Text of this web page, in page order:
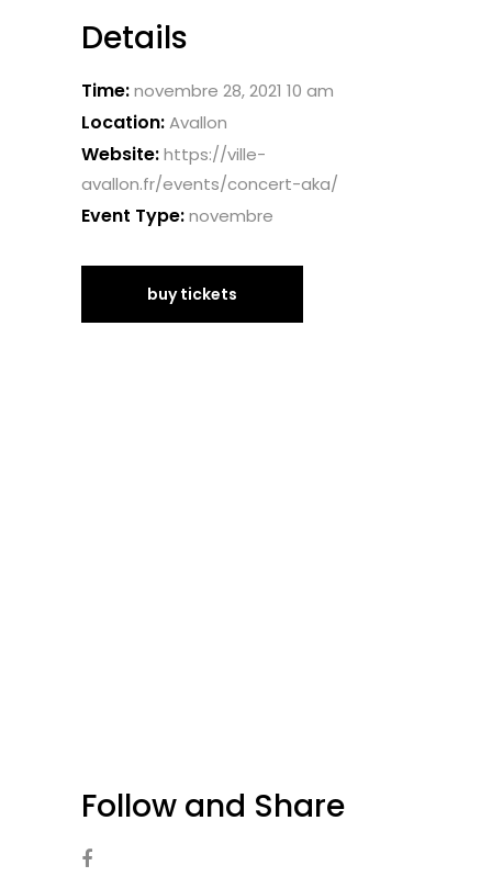
Details
Time:novembre 28, 2021 10 am
Location:Avallon
Website:https://ville-
avallon.fr/events/concert-aka/
Event Type:novembre
buy tickets
Follow and Share